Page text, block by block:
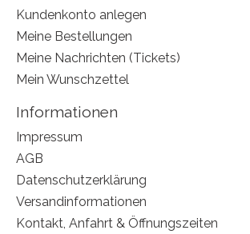
Kundenkonto anlegen
Meine Bestellungen
Meine Nachrichten (Tickets)
Mein Wunschzettel
Informationen
Impressum
AGB
Datenschutzerklärung
Versandinformationen
Kontakt, Anfahrt & Öffnungszeiten